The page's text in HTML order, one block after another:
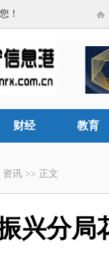
！
财经 教育
资讯 >> 正文
兴分局